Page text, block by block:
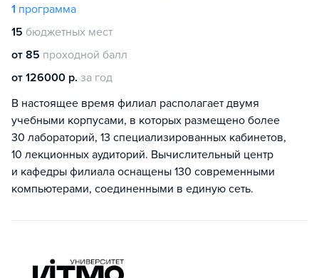
1 программа
15 бюджетных мест
от 85 проходной балл
от 126000 р. за год
В настоящее время филиал располагает двумя
учебными корпусами, в которых размещено более
30 лабораторий, 13 специализированных кабинетов,
10 лекционных аудиторий. Вычислительный центр
и кафедры филиала оснащены 130 современными
компьютерами, соединенными в единую сеть.